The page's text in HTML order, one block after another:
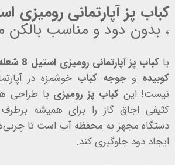
کباب پز آپارتمانی رومیزی استیل
، بدون دود و مناسب بالکن
با کباب پز آپارتمانی رومیزی استیل 8 شعله
کوبیده وجوجه کباب خوشمزه در
نیست! این کباب پز رومیزی با طراحی
کثیفی اجاق گاز را برای همیشه
دستگاه مجهز به محفظه آب است تا
ایجاد دود جلوگیری کند.